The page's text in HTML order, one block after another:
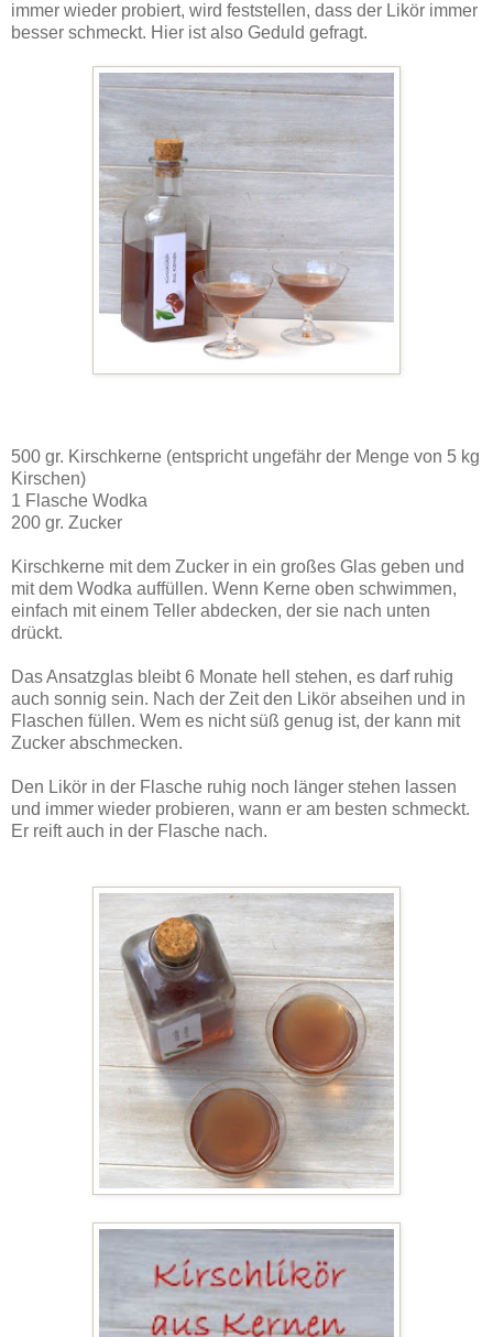
immer wieder probiert, wird feststellen, dass der Likör immer
besser schmeckt. Hier ist also Geduld gefragt.
500 gr. Kirschkerne (entspricht ungefähr der Menge von 5 kg
Kirschen)
1 Flasche Wodka
200 gr. Zucker
Kirschkerne mit dem Zucker in ein großes Glas geben und
mit dem Wodka auffüllen. Wenn Kerne oben schwimmen,
einfach mit einem Teller abdecken, der sie nach unten
drückt.
Das Ansatzglas bleibt 6 Monate hell stehen, es darf ruhig
auch sonnig sein. Nach der Zeit den Likör abseihen und in
Flaschen füllen. Wem es nicht süß genug ist, der kann mit
Zucker abschmecken.
Den Likör in der Flasche ruhig noch länger stehen lassen
und immer wieder probieren, wann er am besten schmeckt.
Er reift auch in der Flasche nach.